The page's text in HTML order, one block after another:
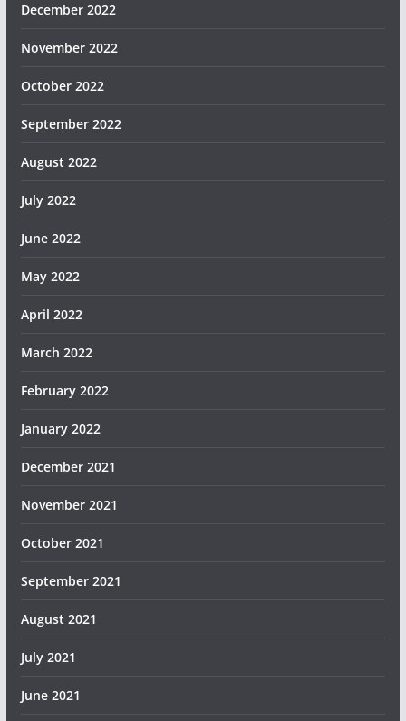
December 2022
November 2022
October 2022
September 2022
August 2022
July 2022
June 2022
May 2022
April 2022
March 2022
February 2022
January 2022
December 2021
November 2021
October 2021
September 2021
August 2021
July 2021
June 2021